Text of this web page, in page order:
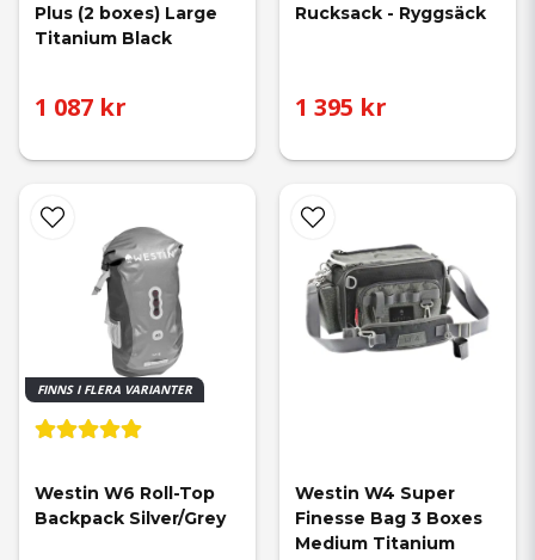
Plus (2 boxes) Large
Titanium Black
1 087 kr
Rucksack - Ryggsäck
1 395 kr
FINNS I FLERA VARIANTER
Westin W6 Roll-Top
Backpack Silver/Grey
Westin W4 Super
Finesse Bag 3 Boxes
Medium Titanium